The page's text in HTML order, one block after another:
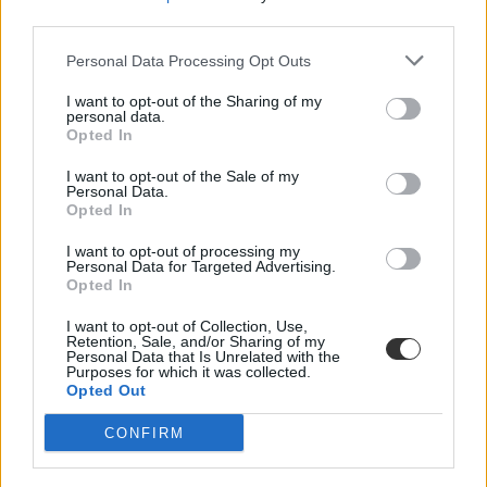
Personal Data Processing Opt Outs
I want to opt-out of the Sharing of my
personal data.
Opted In
I want to opt-out of the Sale of my
Personal Data.
Opted In
I want to opt-out of processing my
Personal Data for Targeted Advertising.
Opted In
I want to opt-out of Collection, Use,
Retention, Sale, and/or Sharing of my
Personal Data that Is Unrelated with the
Purposes for which it was collected.
Opted Out
CONFIRM
maszkviselés
kötelező maszkviselés
maszkhasználat
kötelező maszk iskola